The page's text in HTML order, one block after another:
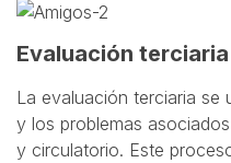
Evaluación terciaria
La evaluación terciaria se
y los problemas
y circulatorio. Este